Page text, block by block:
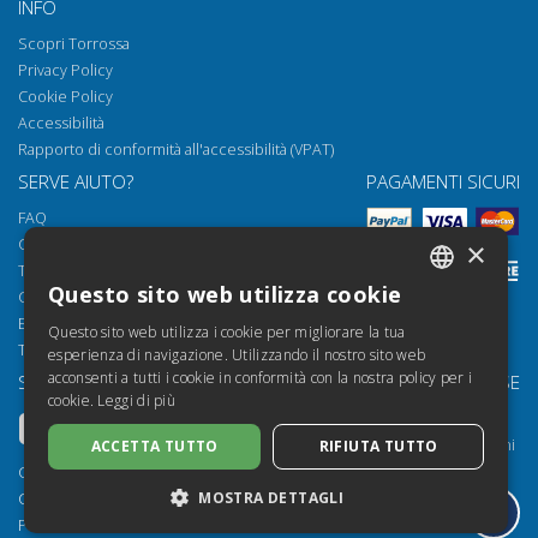
INFO
Scopri Torrossa
Privacy Policy
Cookie Policy
Accessibilità
Rapporto di conformità all'accessibilità (VPAT)
SERVE AIUTO?
FAQ
Come aprire i nostri documenti
Torrossa Reader
Condizioni d'uso
Email:
helpdesk@torrossa.com
Tel: +39 055 5018800
PAGAMENTI SICURI
SEGUICI SU
Copyright 2000-2026
Casalini Libri
P.IVA IT03106600483
LE NOSTRE RISORSE
Torrossa per Istituzioni
Torrossa Open
FRENCH
ENGLISH
GERMAN
×
Questo sito web utilizza cookie
Questo sito web utilizza i cookie per migliorare la tua
esperienza di navigazione. Utilizzando il nostro sito web
acconsenti a tutti i cookie in conformità con la nostra policy per i
cookie. Leggi di più
ACCETTA TUTTO RIFIUTA TUTTO
MOSTRA DETTAGLI